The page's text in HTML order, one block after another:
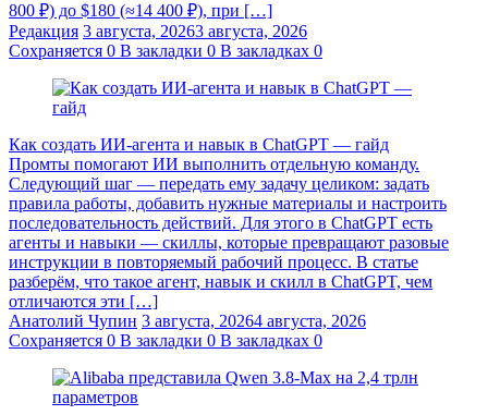
800 ₽) до $180 (≈14 400 ₽), при […]
Редакция 3 августа, 20263 августа, 2026
Сохраняется 0 В закладки 0 В закладках 0
Как создать ИИ-агента и навык в ChatGPT — гайд
Промты помогают ИИ выполнить отдельную команду.
Следующий шаг — передать ему задачу целиком: задать
правила работы, добавить нужные материалы и настроить
последовательность действий. Для этого в ChatGPT есть
агенты и навыки — скиллы, которые превращают разовые
инструкции в повторяемый рабочий процесс. В статье
разберём, что такое агент, навык и скилл в ChatGPT, чем
отличаются эти […]
Анатолий Чупин 3 августа, 20264 августа, 2026
Сохраняется 0 В закладки 0 В закладках 0